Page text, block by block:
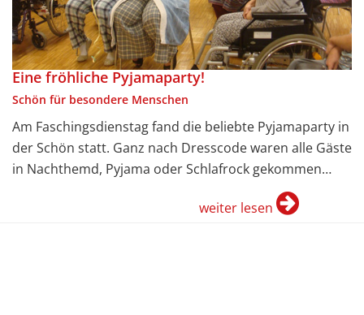
Eine fröhliche Pyjamaparty!
Schön für besondere Menschen
Am Faschingsdienstag fand die beliebte Pyjamaparty in
der Schön statt. Ganz nach Dresscode waren alle Gäste
in Nachthemd, Pyjama oder Schlafrock gekommen…
weiter lesen